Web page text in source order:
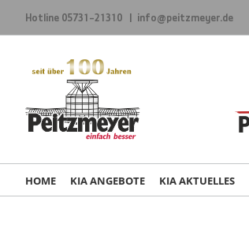
Inhalt
springen
Hotline 05731-21310 info@peitzmeyer.de
HOME KIA ANGEBOTE KIA AKTUELLES